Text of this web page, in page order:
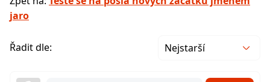
jaro
Řadit dle: Nejstarší